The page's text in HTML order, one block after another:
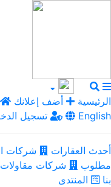
الرئيسية أضف إعلانك
تسجيل
English
أحدث العقارات شركات
مطلوب
شركات مقاولات
بنا
المنتدى